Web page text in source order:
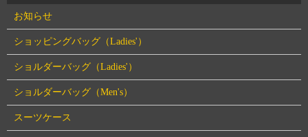
お知らせ
ショッピングバッグ（Ladies'）
ショルダーバッグ（Ladies'）
ショルダーバッグ（Men's）
スーツケース